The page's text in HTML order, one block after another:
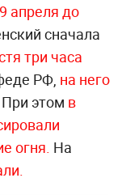
апреля до
сначала
три часа
РФ, на него
При этом в
огня. На